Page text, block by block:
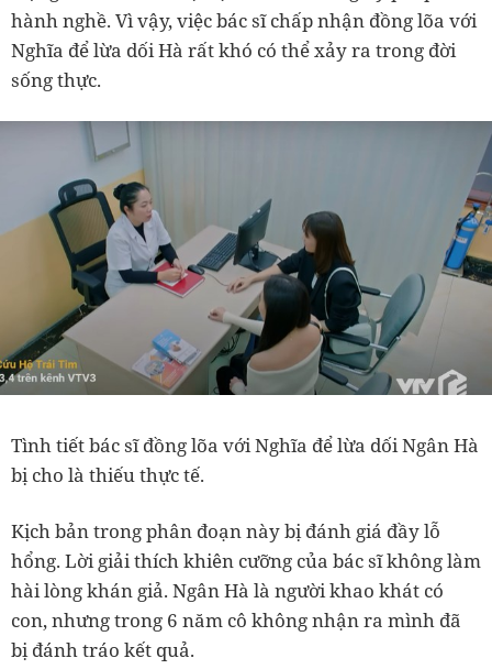
hành nghề. Vì vậy, việc bác sĩ chấp nhận đồng lõa với
Nghĩa để lừa dối Hà rất khó có thể xảy ra trong đời
sống thực.
Tình tiết bác sĩ đồng lõa với Nghĩa để lừa dối Ngân Hà
bị cho là thiếu thực tế.
Kịch bản trong phân đoạn này bị đánh giá đầy lỗ
hổng. Lời giải thích khiên cưỡng của bác sĩ không làm
hài lòng khán giả. Ngân Hà là người khao khát có
con, nhưng trong 6 năm cô không nhận ra mình đã
bị đánh tráo kết quả.